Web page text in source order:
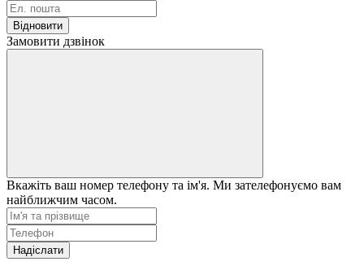
Відновити
Замовити дзвінок
Вкажіть ваш номер телефону та ім'я. Ми зателефонуємо вам
найближчим часом.
Надіслати